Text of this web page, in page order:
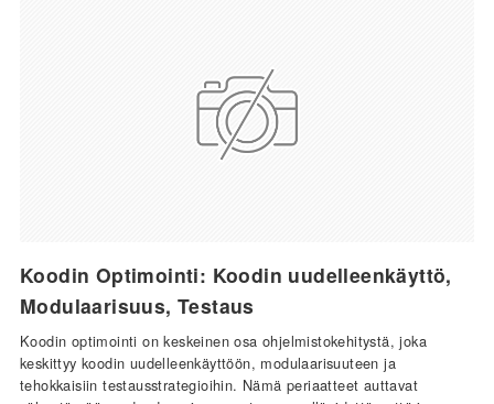
Koodin Optimointi: Koodin uudelleenkäyttö,
Modulaarisuus, Testaus
Koodin optimointi on keskeinen osa ohjelmistokehitystä, joka
keskittyy koodin uudelleenkäyttöön, modulaarisuuteen ja
tehokkaisiin testausstrategioihin. Nämä periaatteet auttavat